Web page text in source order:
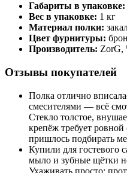
Габариты в упаковке:
Вес в упаковке: 1 кг
Материал полки:
Цвет фурнитуры:
Производитель: ZorG,
Отзывы покупателей
Полка отлично
смесителями — всё
Стекло толстое,
крепёж требует
пришлось подбирать
Купили для гостевого
мыло и зубные щётки
Ухаживать просто: